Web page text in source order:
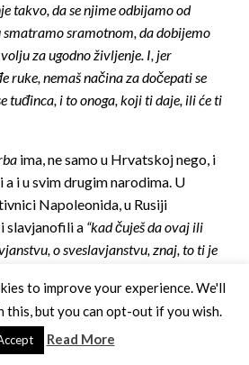
takvo, da se njime odbijamo od
smatramo sramotnom, da dobijemo
za ugodno življenje. I, jer
ruke, nemaš načina za dočepati se
tuđinca, i to onoga, koji ti daje, ili će ti
ima, ne samo u Hrvatskoj nego, i
a i u svim drugim narodima. U
Napoleonida, u Rusiji
slavjanofili a “kad čuješ da ovaj ili
o sveslavjanstvu, znaj, to ti je
slavjanstvu”. U svome djeluJubilei,
i o “bogoslovju slavoserbskih
to improve your experience. We'll
this, but you can opt-out if you wish.
Read More